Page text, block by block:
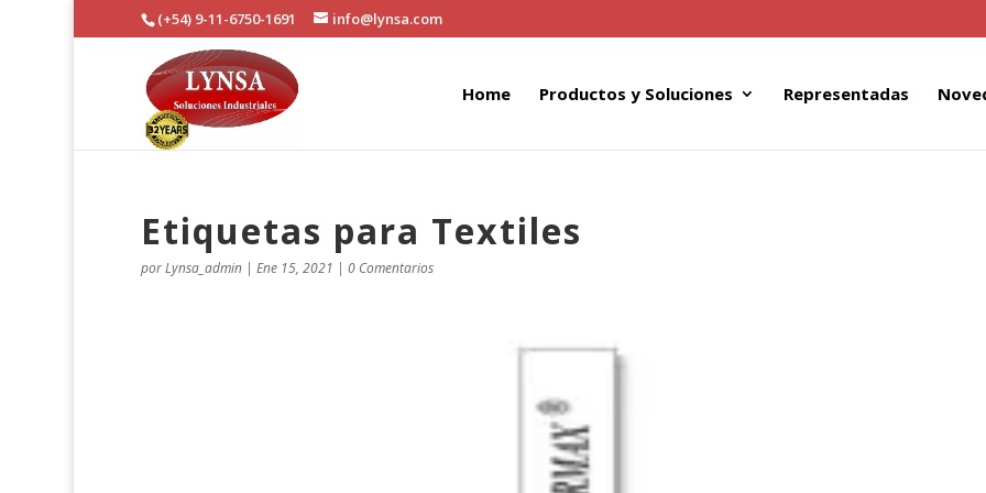
(+54) 9-11-6750-1691 info@lynsa.com
Home Productos y Soluciones Representadas
Etiquetas para Textiles
porLynsa_admin| Ene 15, 2021 | 0 Comentarios